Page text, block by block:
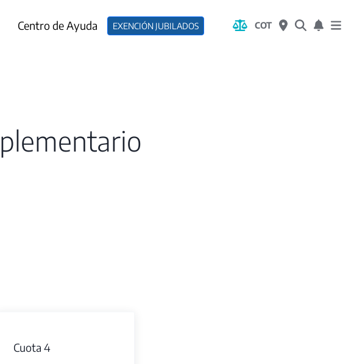
Centro de Ayuda EXENCIÓN JUBILADOS COT
Cuota 4